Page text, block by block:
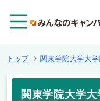
トップ 関東学院大学大学
関東学院大学大